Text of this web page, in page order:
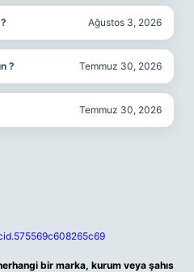
Ağustos 3, 2026
? Temmuz 30, 2026
Temmuz 30, 2026
bir marka, kurum veya şahıs